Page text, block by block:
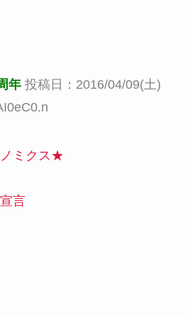
年 投稿日：2016/04/09(土)
ミクス★
言